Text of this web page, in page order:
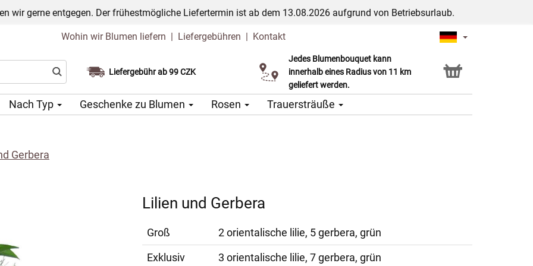
wir gerne entgegen. Der frühestmögliche Liefertermin ist ab dem 13.08.2026 aufgrund von Betriebsurlaub.
Wohin wir Blumen liefern | Liefergebühren | Kontakt
Liefergebühr ab 99 CZK
Wählen Sie Ihr Lieferdatum
Jedes Blumenbouquet kann
innerhalb eines Radius von 11 km
geliefert werden.
Click & Collect Service
Nach Typ Geschenke zu Blumen Rosen Trauersträuße
Gerbera
Lilien und Gerbera
Groß
2 orientalische lilie, 5 gerbera, grün
Exklusiv
3 orientalische lilie, 7 gerbera, grün